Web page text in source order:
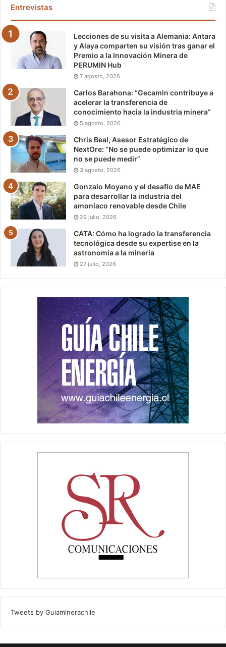
Entrevistas
Lecciones de su visita a Alemania: Antara
y Alaya comparten su visión tras ganar el
Premio a la Innovación Minera de
PERUMIN Hub
7 agosto, 2026
Carlos Barahona: “Gecamin contribuye a
acelerar la transferencia de
conocimiento hacia la industria minera”
5 agosto, 2026
Chris Beal, Asesor Estratégico de
NextOre: “No se puede optimizar lo que
no se puede medir”
3 agosto, 2026
Gonzalo Moyano y el desafío de MAE
para desarrollar la industria del
amoníaco renovable desde Chile
29 julio, 2026
CATA: Cómo ha logrado la transferencia
tecnológica desde su expertise en la
astronomía a la minería
27 julio, 2026
Tweets by Guiaminerachile